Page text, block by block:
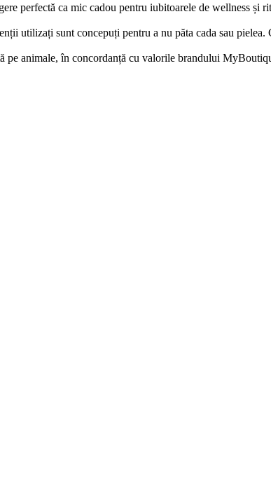
perfectă ca mic cadou pentru iubitoarele de wellness și
utilizați sunt concepuți pentru a nu păta cada sau pielea.
pe animale, în concordanță cu valorile brandului